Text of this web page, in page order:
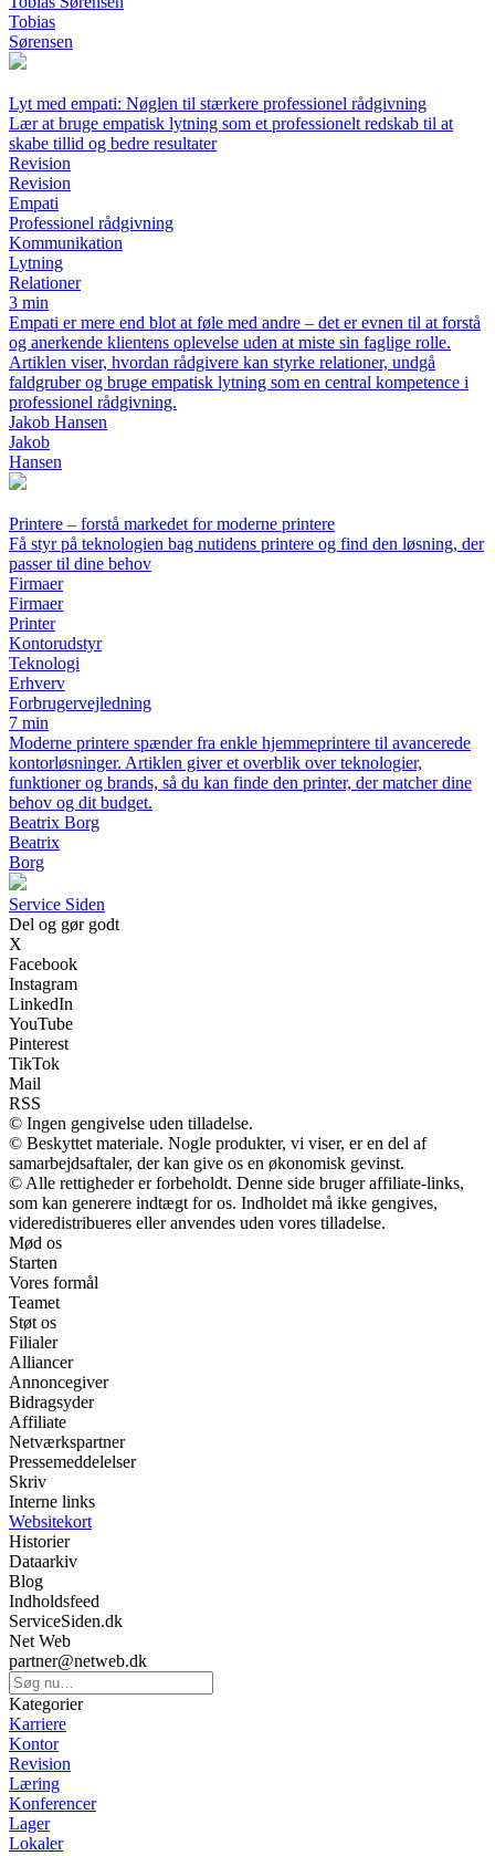
Tobias
Sørensen
Lyt med empati: Nøglen til stærkere professionel rådgivning
Lær at bruge empatisk lytning som et professionelt redskab til at
skabe tillid og bedre resultater
Revision
Revision
Empati
Professionel rådgivning
Kommunikation
Lytning
Relationer
3 min
Empati er mere end blot at føle med andre – det er evnen til at forstå
og anerkende klientens oplevelse uden at miste sin faglige rolle.
Artiklen viser, hvordan rådgivere kan styrke relationer, undgå
faldgruber og bruge empatisk lytning som en central kompetence i
professionel rådgivning.
Jakob Hansen
Jakob
Hansen
Printere – forstå markedet for moderne printere
Få styr på teknologien bag nutidens printere og find den løsning, der
passer til dine behov
Firmaer
Firmaer
Printer
Kontorudstyr
Teknologi
Erhverv
Forbrugervejledning
7 min
Moderne printere spænder fra enkle hjemmeprintere til avancerede
kontorløsninger. Artiklen giver et overblik over teknologier,
funktioner og brands, så du kan finde den printer, der matcher dine
behov og dit budget.
Beatrix Borg
Beatrix
Borg
Service Siden
Del og gør godt
X
Facebook
Instagram
LinkedIn
YouTube
Pinterest
TikTok
Mail
RSS
© Ingen gengivelse uden tilladelse.
© Beskyttet materiale. Nogle produkter, vi viser, er en del af
samarbejdsaftaler, der kan give os en økonomisk gevinst.
© Alle rettigheder er forbeholdt. Denne side bruger affiliate-links,
som kan generere indtægt for os. Indholdet må ikke gengives,
videredistribueres eller anvendes uden vores tilladelse.
Mød os
Starten
Vores formål
Teamet
Støt os
Filialer
Alliancer
Annoncegiver
Bidragsyder
Affiliate
Netværkspartner
Pressemeddelelser
Skriv
Interne links
Websitekort
Historier
Dataarkiv
Blog
Indholdsfeed
ServiceSiden.dk
Net Web
partner@netweb.dk
Kategorier
Karriere
Kontor
Revision
Læring
Konferencer
Lager
Lokaler